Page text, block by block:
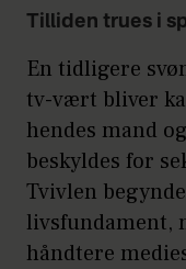
Tilliden trues i
En tidligere
tv-vært bliver
hendes mand
beskyldes for
Tvivlen
livsfundament,
håndtere